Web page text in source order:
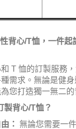
性背心/T恤，一件
T 恤的訂製服務
需求。無論是健
您打造獨一無二的
製背心/T恤？
：
無論您需要一